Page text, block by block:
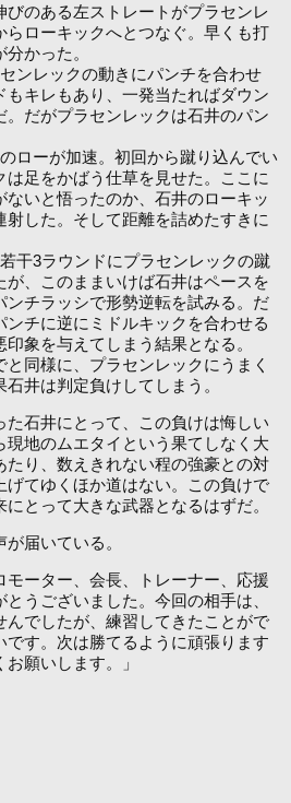
のある左ストレートがプラセンレ
らローキックへとつなぐ。早くも打
かった。
ンレックの動きにパンチを合わせ
もキレもあり、一発当たればダウン
だがプラセンレックは石井のパン
ローが加速。初回から蹴り込んでい
足をかばう仕草を見せた。ここに
ないと悟ったのか、石井のローキッ
射した。そして距離を詰めたすきに
干3ラウンドにプラセンレックの蹴
が、このままいけば石井はペースを
ンチラッシで形勢逆転を試みる。だ
チに逆にミドルキックを合わせる
象を与えてしまう結果となる。
同様に、プラセンレックにうまく
井は判定負けしてしまう。
石井にとって、この負けは悔しい
現地のムエタイという果てしなく大
たり、数えきれない程の強豪との対
げてゆくほか道はない。この負けで
とって大きな武器となるはずだ。
届いている。
モーター、会長、トレーナー、応援
うございました。今回の相手は、
んでしたが、練習してきたことがで
です。次は勝てるように頑張ります
願いします。」